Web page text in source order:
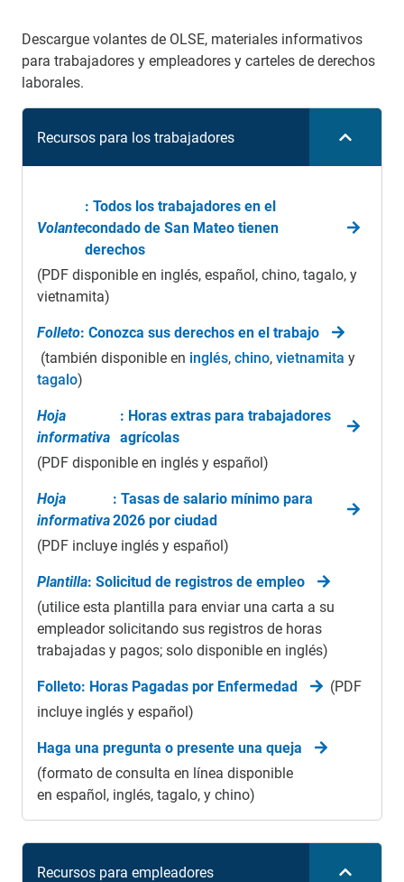
Descargue volantes de OLSE, materiales informativos
para trabajadores y empleadores y carteles de derechos
laborales.
Recursos para los trabajadores
Volante
: Todos los trabajadores en el
condado de San Mateo tienen
derechos
(PDF disponible en inglés, español, chino, tagalo, y
vietnamita)
Folleto: Conozca sus derechos en el trabajo
(también disponible en inglés,chino,vietnamita y
tagalo)
Hoja
informativa
: Horas extras para trabajadores
agrícolas
(PDF disponible en inglés y español)
Hoja
informativa
: Tasas de salario mínimo para
2026 por ciudad
(PDF incluye inglés y español)
Plantilla: Solicitud de registros de empleo
(utilice esta plantilla para enviar una carta a su
empleador solicitando sus registros de horas
trabajadas y pagos; solo disponible en inglés)
Folleto: Horas Pagadas por Enfermedad
(PDF
incluye inglés y español)
Haga una pregunta o presente una queja
(formato de consulta en línea disponible
en español, inglés, tagalo, y chino)
Recursos para empleadores